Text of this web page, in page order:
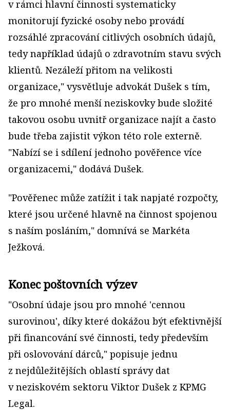
v rámci hlavní činnosti systematicky
monitorují fyzické osoby nebo provádí
rozsáhlé zpracování citlivých osobních údajů,
tedy například údajů o zdravotním stavu svých
klientů. Nezáleží přitom na velikosti
organizace," vysvětluje advokát Dušek s tím,
že pro mnohé menší neziskovky bude složité
takovou osobu uvnitř organizace najít a často
bude třeba zajistit výkon této role externě.
"Nabízí se i sdílení jednoho pověřence více
organizacemi," dodává Dušek.
"Pověřenec může zatížit i tak napjaté rozpočty,
které jsou určené hlavně na činnost spojenou
s naším posláním," domnívá se Markéta
Ježková.
Konec poštovních výzev
"Osobní údaje jsou pro mnohé 'cennou
surovinou', díky které dokážou být efektivnější
při financování své činnosti, tedy především
při oslovování dárců," popisuje jednu
z nejdůležitějších oblastí správy dat
v neziskovém sektoru Viktor Dušek z KPMG
Legal.